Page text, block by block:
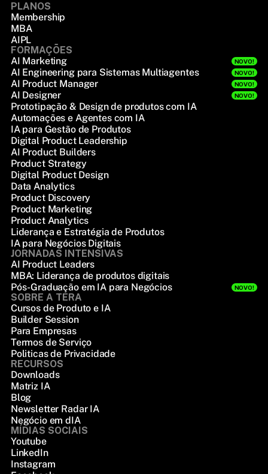
PLANOS
Membership
MBA
AIPL
FORMAÇÕES
AI Marketing
NOVO!
AI Engineering para Sistemas Multiagentes NOVO!
AI Product Manager NOVO!
AI Designer NOVO!
Prototipação & Design de produtos com IA
Automações e Agentes com IA
IA para Gestão de Produtos
Digital Product Leadership
AI Product Builders
Product Strategy
Digital Product Design
Data Analytics
Product Discovery
Product Marketing
Product Analytics
Liderança e Estratégia de Produtos
IA para Negócios Digitais
JORNADAS INTENSIVAS
AI Product Leaders
MBA: Liderança de produtos digitais
Pós-Graduação em IA para Negócios
NOVO!
SOBRE A TERA
Cursos de Produto e IA
Builder Session
Para Empresas
Termos de Serviço
Politicas de Privacidade
RECURSOS
Downloads
Matriz IA
Blog
Newsletter Radar IA
Negócio em dIA
MÍDIAS SOCIAIS
Youtube
LinkedIn
Instagram